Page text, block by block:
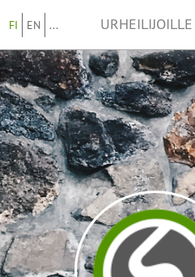
FI EN ... URHEILIJOILLE